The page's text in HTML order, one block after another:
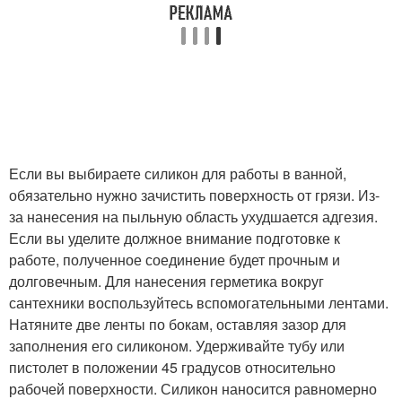
Если вы выбираете силикон для работы в ванной,
обязательно нужно зачистить поверхность от грязи. Из-
за нанесения на пыльную область ухудшается адгезия.
Если вы уделите должное внимание подготовке к
работе, полученное соединение будет прочным и
долговечным. Для нанесения герметика вокруг
сантехники воспользуйтесь вспомогательными лентами.
Натяните две ленты по бокам, оставляя зазор для
заполнения его силиконом. Удерживайте тубу или
пистолет в положении 45 градусов относительно
рабочей поверхности. Силикон наносится равномерно